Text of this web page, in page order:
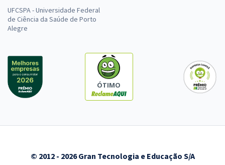
UFCSPA - Universidade Federal
de Ciência da Saúde de Porto
Alegre
ÓTIMO
© 2012 - 2026 Gran Tecnologia e Educação S/A